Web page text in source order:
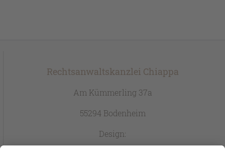
Rechtsanwaltskanzlei Chiappa
Am Kümmerling 37a
55294 Bodenheim
Design: